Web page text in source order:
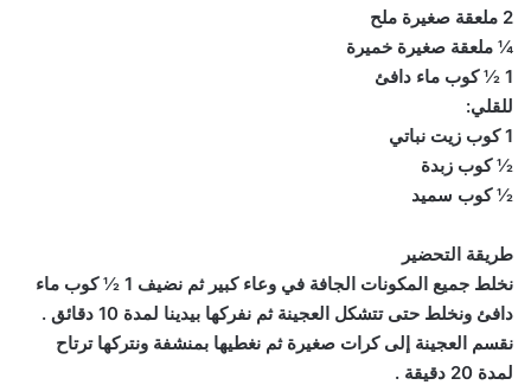
2 ملعقة صغيرة ملح
¼ ملعقة صغيرة خميرة
1 ½ كوب ماء دافئ
للقلي:
1 كوب زيت نباتي
½ كوب زبدة
½ كوب سميد
طريقة التحضير
نخلط جميع المكونات الجافة في وعاء كبير ثم نضيف 1 ½ كوب ماء
دافئ ونخلط حتى تتشكل العجينة ثم نفركها بيدينا لمدة 10 دقائق .
نقسم العجينة إلى كرات صغيرة ثم نغطيها بمنشفة ونتركها ترتاح
لمدة 20 دقيقة .